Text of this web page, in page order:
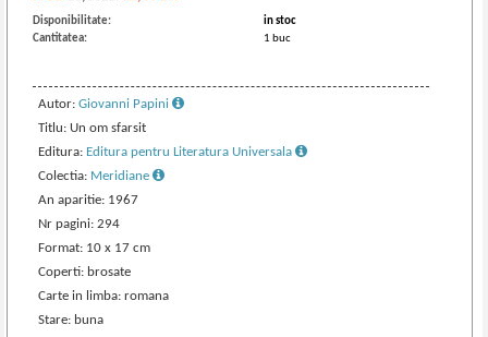
Disponibilitate:
in stoc
Cantitatea:
1 buc
Autor:Giovanni Papini
Titlu: Un om sfarsit
Editura: Editura pentru Literatura Universala
Colectia: Meridiane
An aparitie: 1967
Nr pagini: 294
Format: 10 x 17 cm
Coperti: brosate
Carte in limba: romana
Stare: buna